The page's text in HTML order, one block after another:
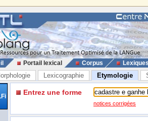
Portail lexical Corpus
Lexicographie Etymologie
Entrez une forme
notices corrigées